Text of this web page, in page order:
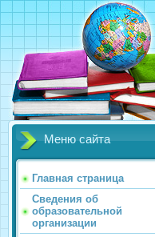
Меню сайта
Главная страница
Сведения об
образовательной
организации